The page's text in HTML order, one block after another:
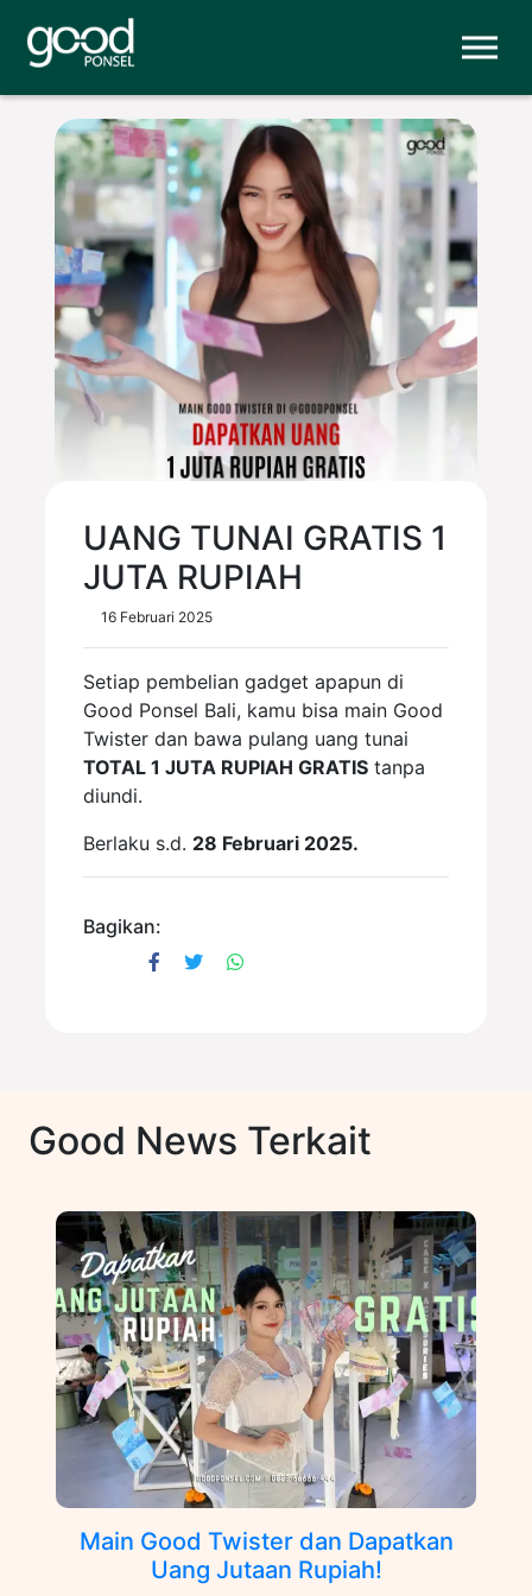
UANG TUNAI GRATIS 1
JUTA RUPIAH
16 Februari 2025
Setiap pembelian gadget apapun di
Good Ponsel Bali, kamu bisa main Good
Twister dan bawa pulang uang tunai
TOTAL 1 JUTA RUPIAH GRATIS tanpa
diundi.
Berlaku s.d. 28 Februari 2025.
Bagikan:
Good News Terkait
Main Good Twister dan Dapatkan
Uang Jutaan Rupiah!